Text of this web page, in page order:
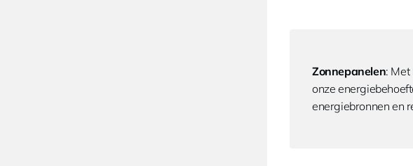
Zonnepanelen: Met
onze
energiebronnen en